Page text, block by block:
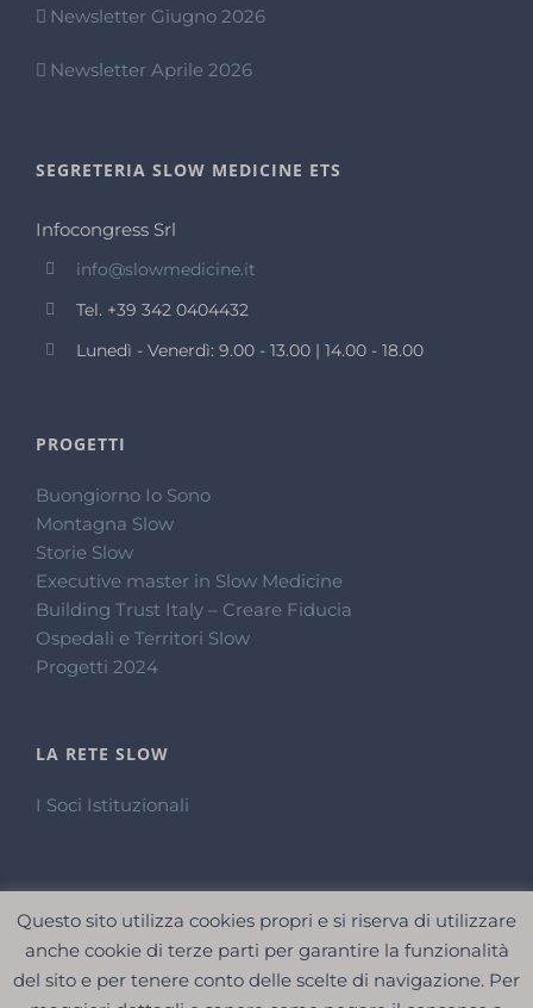
Newsletter Giugno 2026
Newsletter Aprile 2026
SEGRETERIA SLOW MEDICINE ETS
Infocongress Srl
info@slowmedicine.it
Tel. +39 342 0404432
Lunedì - Venerdì: 9.00 - 13.00 | 14.00 - 18.00
PROGETTI
Buongiorno Io Sono
Montagna Slow
Storie Slow
Executive master in Slow Medicine
Building Trust Italy – Creare Fiducia
Ospedali e Territori Slow
Progetti 2024
LA RETE SLOW
I Soci Istituzionali
Questo sito utilizza cookies propri e si riserva di utilizzare
anche cookie di terze parti per garantire la funzionalità
del sito e per tenere conto delle scelte di navigazione. Per